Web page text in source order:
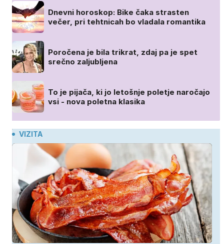
Dnevni horoskop: Bike čaka strasten
večer, pri tehtnicah bo vladala romantika
Poročena je bila trikrat, zdaj pa je spet
srečno zaljubljena
To je pijača, ki jo letošnje poletje naročajo
vsi - nova poletna klasika
VIZITA